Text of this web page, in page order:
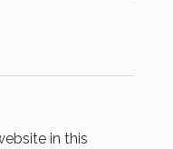
in this